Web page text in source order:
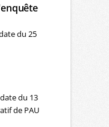
du 25
du 13
de PAU